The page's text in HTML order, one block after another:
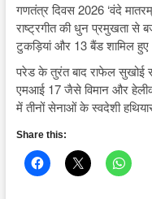
गणतंत्र दिवस 2026 ‘वंदे
राष्ट्रगीत की धुन प्रमुखता से
टुकड़ियां और 13 बैंड शामिल
परेड के तुरंत बाद राफेल सुखोई
एमआई 17 जैसे विमान और
में तीनों सेनाओं के स्वदेशी
Share this: